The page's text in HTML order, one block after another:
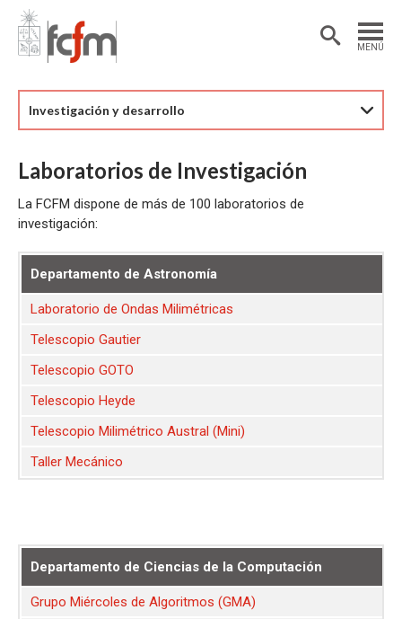
MENÚ
Estudiantes
Académicas/os
Investigación y desarrollo
Laboratorios de Investigación
La FCFM dispone de más de 100 laboratorios de
investigación:
Departamento de Astronomía
Laboratorio de Ondas Milimétricas
Telescopio Gautier
Telescopio GOTO
Telescopio Heyde
Telescopio Milimétrico Austral (Mini)
Taller Mecánico
Departamento de Ciencias de la Computación
Grupo Miércoles de Algoritmos (GMA)